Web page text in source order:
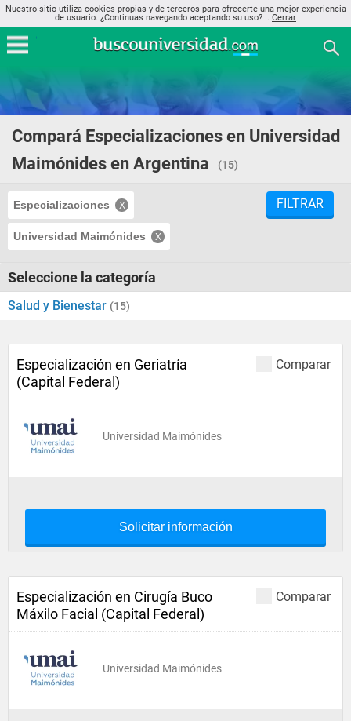
Nuestro sitio utiliza cookies propias y de terceros para ofrecerte una mejor experiencia
de usuario. ¿Continuas navegando aceptando su uso? .. Cerrar
Compará Especializaciones en Universidad
Maimónides en Argentina
(15)
Especializaciones
Universidad Maimónides
FILTRAR
Seleccione la categoría
Salud y Bienestar (15)
Comparar
Especialización en Geriatría
(Capital Federal)
Universidad Maimónides
Solicitar información
Comparar
Especialización en Cirugía Buco
Máxilo Facial (Capital Federal)
Universidad Maimónides